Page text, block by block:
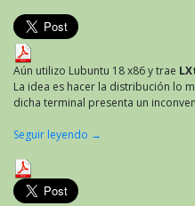
Aún utilizo Lubuntu 18 x86 y trae
La idea es hacer la distribución lo
dicha terminal presenta un
Seguir leyendo →